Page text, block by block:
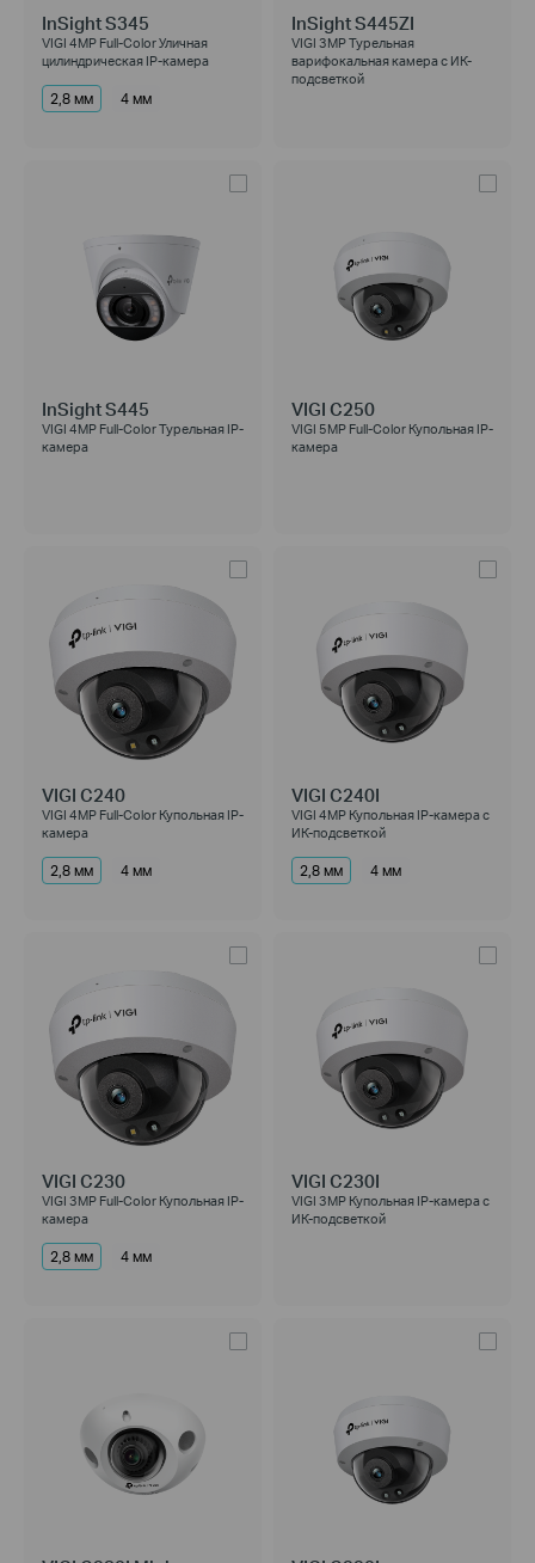
InSight S345
VIGI 4MP Full-Color Уличная
цилиндрическая IP-камера
2,8 мм 4 мм
InSight S445ZI
VIGI 3MP Турельная
варифокальная камера с ИК-
подсветкой
InSight S445
VIGI 4MP Full-Color Турельная IP-
камера
VIGI C250
VIGI 5MP Full-Color Купольная IP-
камера
VIGI C240
VIGI 4MP Full-Color Купольная IP-
камера
2,8 мм 4 мм
VIGI C240I
VIGI 4MP Купольная IP-камера с
ИК-подсветкой
2,8 мм 4 мм
VIGI C230
VIGI 3MP Full-Color Купольная IP-
камера
2,8 мм 4 мм
VIGI C230I
VIGI 3MP Купольная IP-камера с
ИК-подсветкой